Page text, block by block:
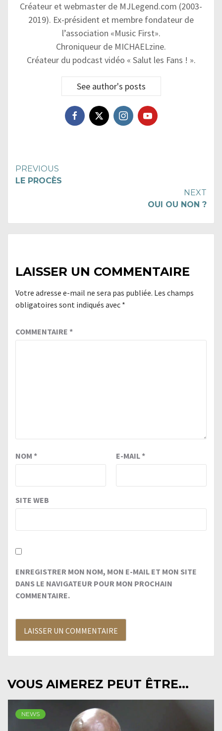
Créateur et webmaster de MJLegend.com (2003-
2019). Ex-président et membre fondateur de
l’association «Music First».
Chroniqueur de MICHAELzine.
Créateur du podcast vidéo « Salut les Fans ! ».
See author's posts
Continue
PREVIOUS
LE PROCÈS
NEXT
OUI OU NON ?
LAISSER UN COMMENTAIRE
Votre adresse e-mail ne sera pas publiée. Les champs
obligatoires sont indiqués avec *
COMMENTAIRE *
NOM * E-MAIL*
SITE WEB
ENREGISTRER MON NOM, MON E-MAIL ET MON SITE
DANS LE NAVIGATEUR POUR MON PROCHAIN
COMMENTAIRE.
VOUS AIMEREZ PEUT ÊTRE...
NEWS